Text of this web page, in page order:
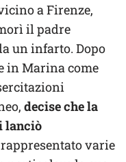
a Firenze,
il padre
un infarto. Dopo
in Marina come
decise che la
lanciò
varie